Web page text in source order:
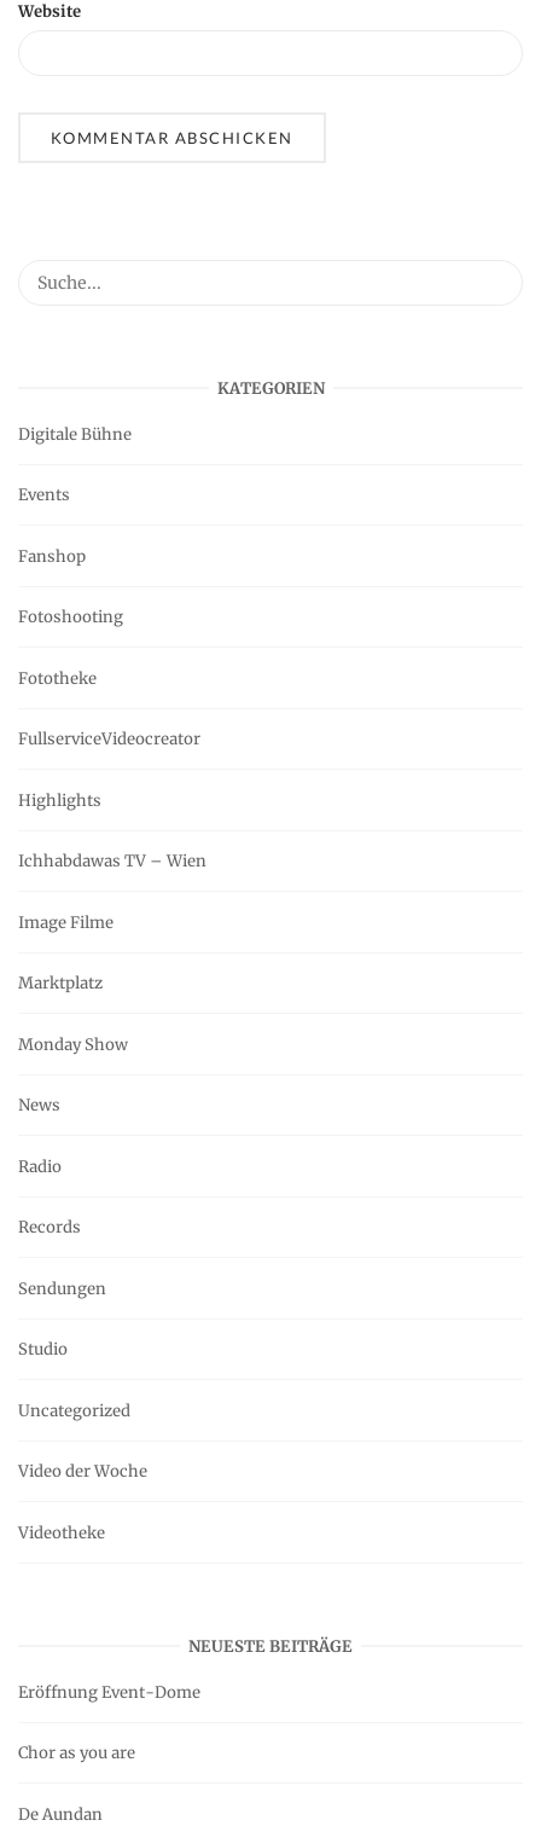
Website
KATEGORIEN
Digitale Bühne
Events
Fanshop
Fotoshooting
Fototheke
FullserviceVideocreator
Highlights
Ichhabdawas TV – Wien
Image Filme
Marktplatz
Monday Show
News
Radio
Records
Sendungen
Studio
Uncategorized
Video der Woche
Videotheke
NEUESTE BEITRÄGE
Eröffnung Event-Dome
Chor as you are
De Aundan